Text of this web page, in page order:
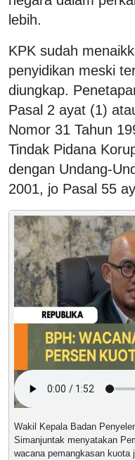
lebih.
KPK sudah
penyidikan meski
diungkap.
Pasal 2 ayat (1)
Nomor 31 Tahun
Tindak Pidana
dengan Undang-
2001, jo Pasal 55
Wakil Kepala Badan
Simanjuntak menyatakan
wacana pemangkasan kuota